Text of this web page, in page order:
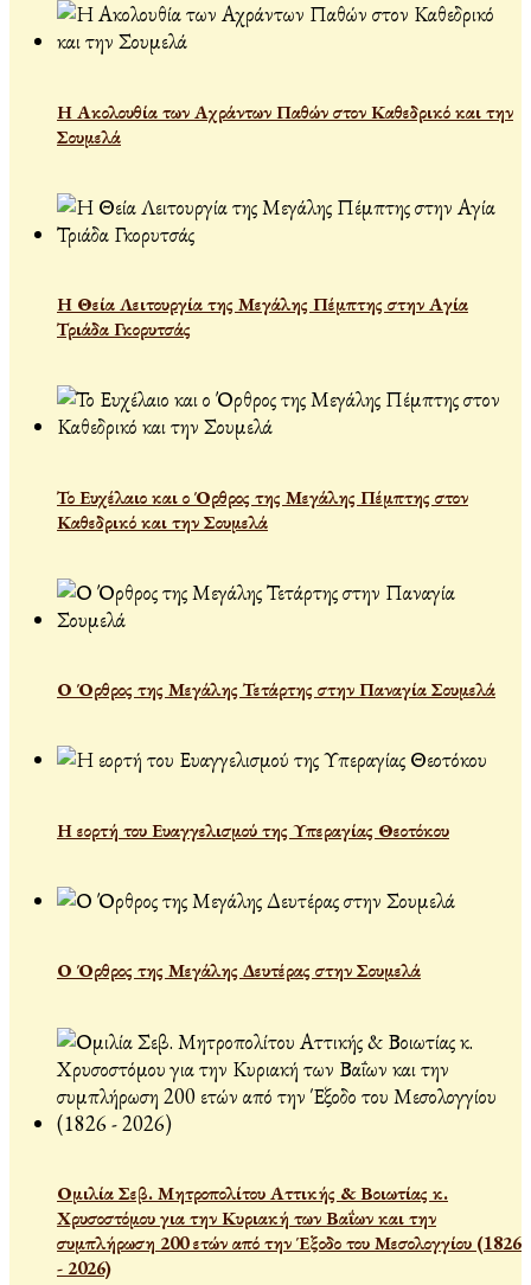
Η Ακολουθία των Αχράντων Παθών στον Καθεδρικό και την
Σουμελά
Η Θεία Λειτουργία της Μεγάλης Πέμπτης στην Αγία
Τριάδα Γκορυτσάς
Το Ευχέλαιο και ο Όρθρος της Μεγάλης Πέμπτης στον
Καθεδρικό και την Σουμελά
Ο Όρθρος της Μεγάλης Τετάρτης στην Παναγία Σουμελά
Η εορτή του Ευαγγελισμού της Υπεραγίας Θεοτόκου
Ο Όρθρος της Μεγάλης Δευτέρας στην Σουμελά
Ομιλία Σεβ. Μητροπολίτου Αττικής & Βοιωτίας κ.
Χρυσοστόμου για την Κυριακή των Βαΐων και την
συμπλήρωση 200 ετών από την Έξοδο του Μεσολογγίου (1826
- 2026)